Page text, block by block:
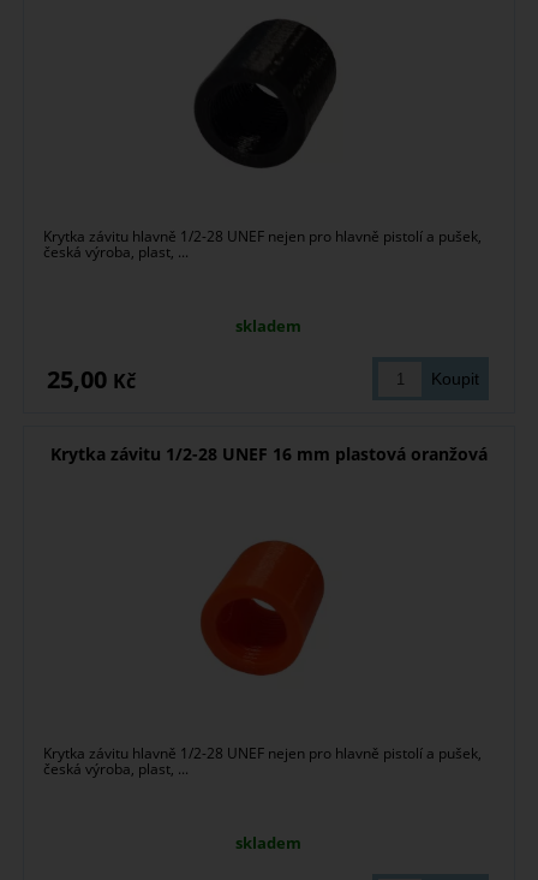
Krytka závitu hlavně 1/2-28 UNEF nejen pro hlavně pistolí a pušek,
česká výroba, plast, ...
skladem
25,00 Kč
Krytka závitu 1/2-28 UNEF 16 mm plastová oranžová
Krytka závitu hlavně 1/2-28 UNEF nejen pro hlavně pistolí a pušek,
česká výroba, plast, ...
skladem